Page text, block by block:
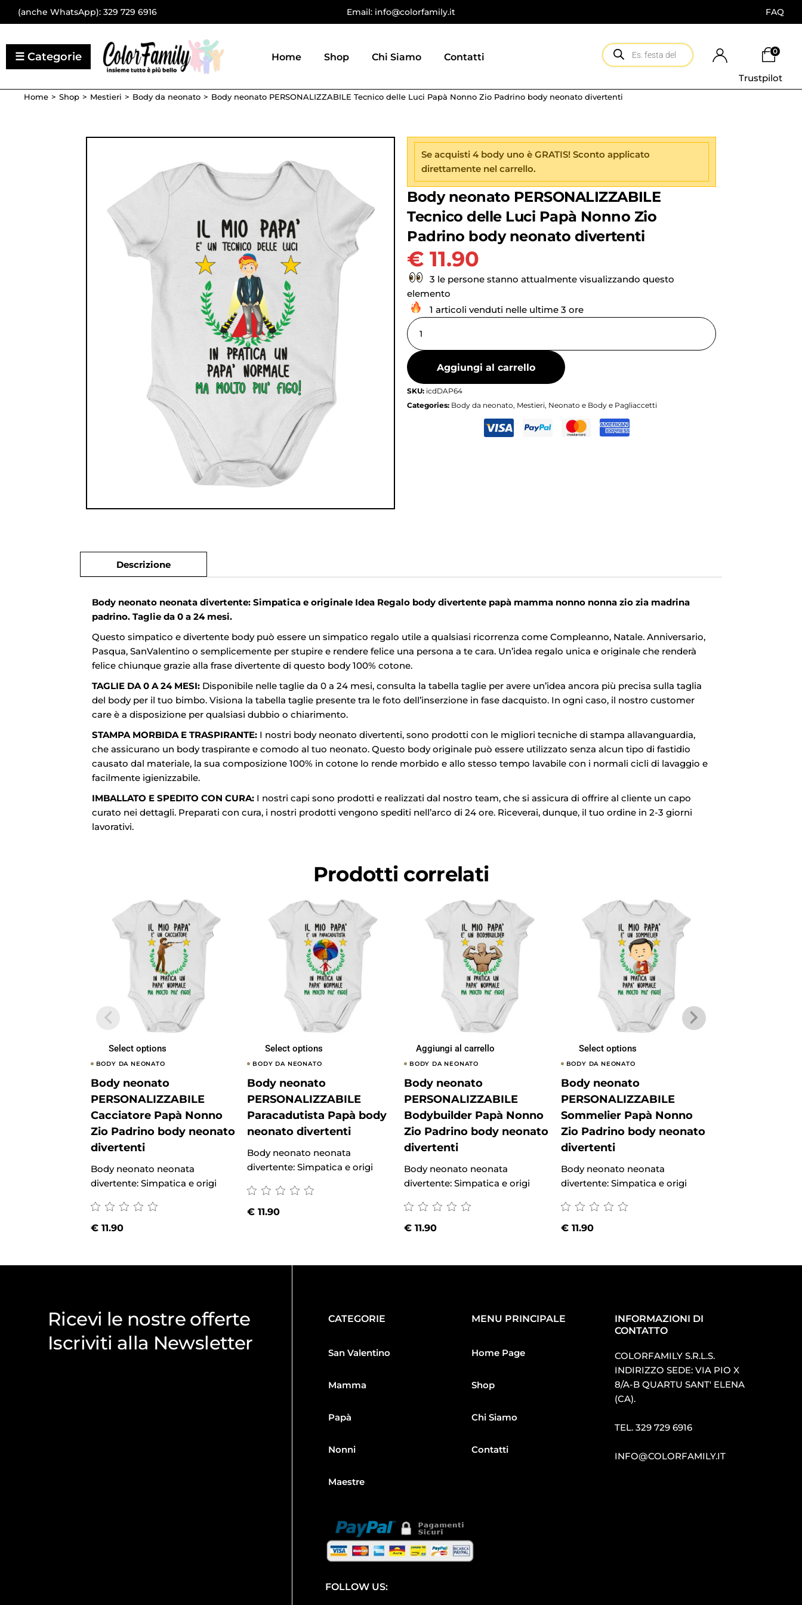
(anche WhatsApp): 329 729 6916 Email: info@colorfamily.it FAQ
Home Shop Chi Siamo Contatti 0
Trustpilot
Home Shop Mestieri Body da neonato Body neonato PERSONALIZZABILE Tecnico delle Luci Papà Nonno Zio Padrino body neonato divertenti
Se acquisti 4 body uno è GRATIS! Sconto applicato
direttamente nel carrello.
Body neonato PERSONALIZZABILE
Tecnico delle Luci Papà Nonno Zio
Padrino body neonato divertenti
€ 11.90
3 le persone stanno attualmente visualizzando questo
elemento
1 articoli venduti nelle ultime 3 ore
Aggiungi al carrello
SKU: icdDAP64
Categories: Body da neonato, Mestieri, Neonato e Body e Pagliaccetti
Descrizione
Body neonato neonata divertente: Simpatica e originale Idea Regalo body divertente papà mamma nonno nonna zio zia madrina
padrino. Taglie da 0 a 24 mesi.
Questo simpatico e divertente body può essere un simpatico regalo utile a qualsiasi ricorrenza come Compleanno, Natale. Anniversario,
Pasqua, SanValentino o semplicemente per stupire e rendere felice una persona a te cara. Un’idea regalo unica e originale che renderà
felice chiunque grazie alla frase divertente di questo body 100% cotone.
TAGLIE DA 0 A 24 MESI: Disponibile nelle taglie da 0 a 24 mesi, consulta la tabella taglie per avere un’idea ancora più precisa sulla taglia
del body per il tuo bimbo. Visiona la tabella taglie presente tra le foto dell’inserzione in fase dacquisto. In ogni caso, il nostro customer
care è a disposizione per qualsiasi dubbio o chiarimento.
STAMPA MORBIDA E TRASPIRANTE: I nostri body neonato divertenti, sono prodotti con le migliori tecniche di stampa allavanguardia,
che assicurano un body traspirante e comodo al tuo neonato. Questo body originale può essere utilizzato senza alcun tipo di fastidio
causato dal materiale, la sua composizione 100% in cotone lo rende morbido e allo stesso tempo lavabile con i normali cicli di lavaggio e
facilmente igienizzabile.
IMBALLATO E SPEDITO CON CURA: I nostri capi sono prodotti e realizzati dal nostro team, che si assicura di offrire al cliente un capo
curato nei dettagli. Preparati con cura, i nostri prodotti vengono spediti nell’arco di 24 ore. Riceverai, dunque, il tuo ordine in 2-3 giorni
lavorativi.
Prodotti correlati
Select options
BODY DA NEONATO
Body neonato
PERSONALIZZABILE
Cacciatore Papà Nonno
Zio Padrino body neonato
divertenti
Body neonato neonata
divertente: Simpatica e origi
€11.90
Select options
BODY DA NEONATO
Body neonato
PERSONALIZZABILE
Paracadutista Papà body
neonato divertenti
Body neonato neonata
divertente: Simpatica e origi
€ 11.90
Aggiungi al carrello
BODY DA NEONATO
Body neonato
PERSONALIZZABILE
Bodybuilder Papà Nonno
Zio Padrino body neonato
divertenti
Body neonato neonata
divertente: Simpatica e origi
€ 11.90
Select options
BODY DA NEONATO
Body neonato
PERSONALIZZABILE
Sommelier Papà Nonno
Zio Padrino body neonato
divertenti
Body neonato neonata
divertente: Simpatica e origi
€11.90
Ricevi le nostre offerte
Iscriviti alla Newsletter
CATEGORIE
San Valentino
Mamma
Papà
Nonni
Maestre
MENU PRINCIPALE
Home Page
Shop
Chi Siamo
Contatti
INFORMAZIONI DI
CONTATTO
COLORFAMILY S.R.L.S.
INDIRIZZO SEDE: VIA PIO X
8/A-B QUARTU SANT′ ELENA
(CA).
TEL.329 729 6916
INFO@COLORFAMILY.IT
FOLLOW US: